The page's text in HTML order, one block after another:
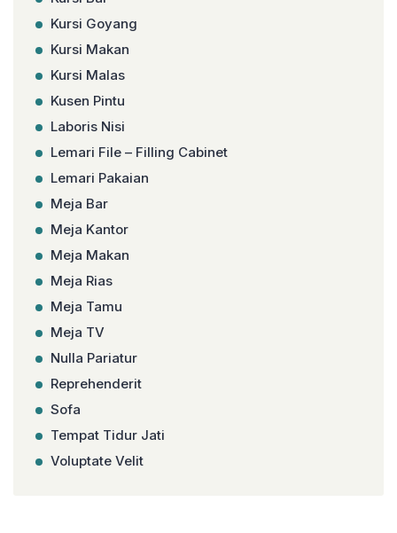
Kursi Goyang
Kursi Makan
Kursi Malas
Kusen Pintu
Laboris Nisi
Lemari File – Filling Cabinet
Lemari Pakaian
Meja Bar
Meja Kantor
Meja Makan
Meja Rias
Meja Tamu
Meja TV
Nulla Pariatur
Reprehenderit
Sofa
Tempat Tidur Jati
Voluptate Velit